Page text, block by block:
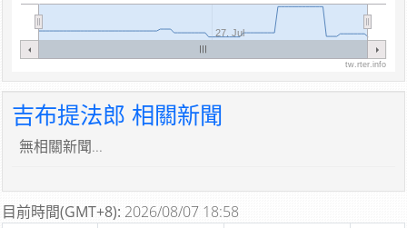
27. Jul
tw.rter.info
吉布提法郎 相關新聞
無相關新聞...
目前時間(GMT+8): 2026/08/07 18:58